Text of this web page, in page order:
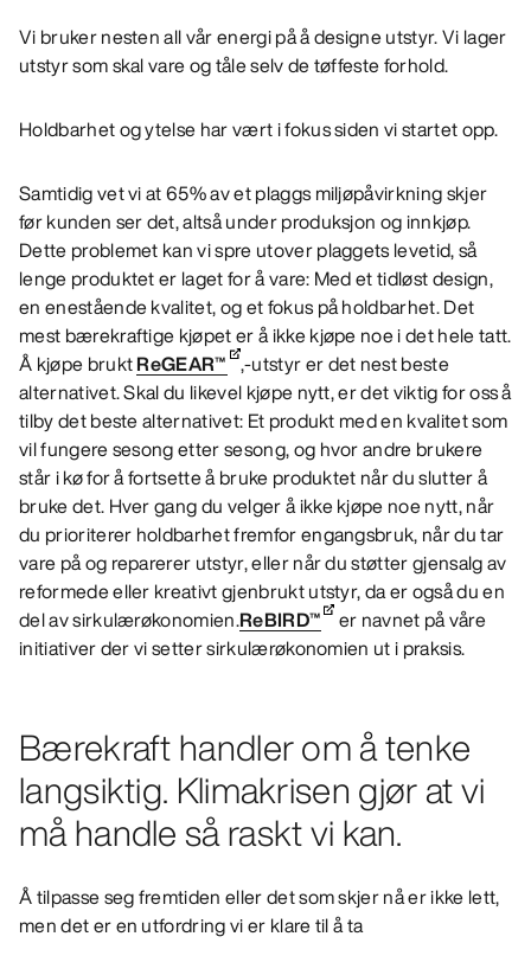
Vi bruker nesten all vår energi på å designe utstyr. Vi lager
utstyr som skal vare og tåle selv de tøffeste forhold.
Holdbarhet og ytelse har vært i fokus siden vi startet opp.
Samtidig vet vi at 65% av et plaggs miljøpåvirkning skjer
før kunden ser det, altså under produksjon og innkjøp.
Dette problemet kan vi spre utover plaggets levetid, så
lenge produktet er laget for å vare: Med et tidløst design,
en enestående kvalitet, og et fokus på holdbarhet. Det
mest bærekraftige kjøpet er å ikke kjøpe noe i det hele tatt.
Å kjøpe bruktReGEAR™ ,-utstyr er det nest beste
alternativet. Skal du likevel kjøpe nytt, er det viktig for oss å
tilby det beste alternativet: Et produkt med en kvalitet som
vil fungere sesong etter sesong, og hvor andre brukere
står i kø for å fortsette å bruke produktet når du slutter å
bruke det. Hver gang du velger å ikke kjøpe noe nytt, når
du prioriterer holdbarhet fremfor engangsbruk, når du tar
vare på og reparerer utstyr, eller når du støtter gjensalg av
reformede eller kreativt gjenbrukt utstyr, da er også du en
del av sirkulærøkonomien.ReBIRD™
er navnet på våre
initiativer der vi setter sirkulærøkonomien ut i praksis.
Bærekraft handler om å tenke
langsiktig. Klimakrisen gjør at vi
må handle så raskt vi kan.
Å tilpasse seg fremtiden eller det som skjer nå er ikke lett,
men det er en utfordring vi er klare til å ta